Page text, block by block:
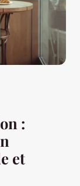
:
et